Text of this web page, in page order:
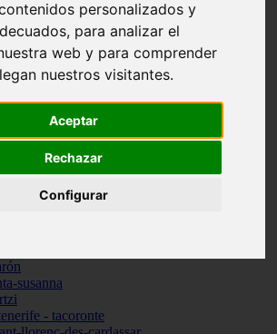
personalizados y
para analizar el
web y para comprender
nuestros visitantes.
Aceptar
Rechazar
Configurar
de-iguña
de-lillet
baztán
susanna
- tacoronte